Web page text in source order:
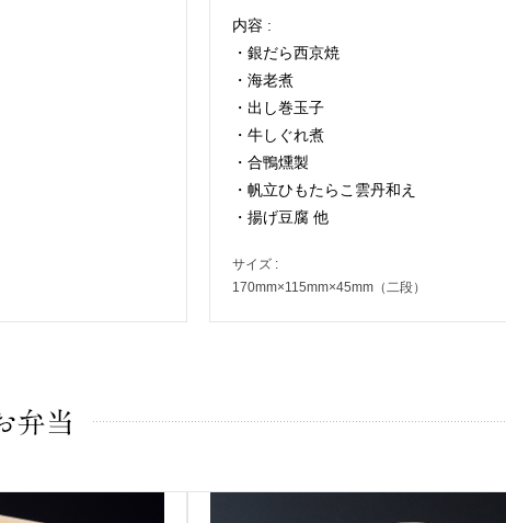
内容 :
・銀だら西京焼
・海老煮
・出し巻玉子
・牛しぐれ煮
・合鴨燻製
・帆立ひもたらこ雲丹和え
・揚げ豆腐 他
サイズ :
170mm×115mm×45mm（二段）